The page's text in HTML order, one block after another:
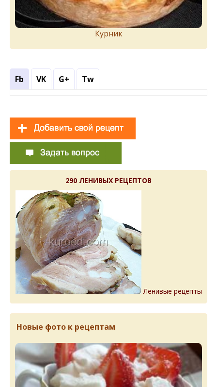
Курник
Fb VK G+ Tw
290 ЛЕНИВЫХ РЕЦЕПТОВ
Ленивые рецепты
Новые фото к рецептам